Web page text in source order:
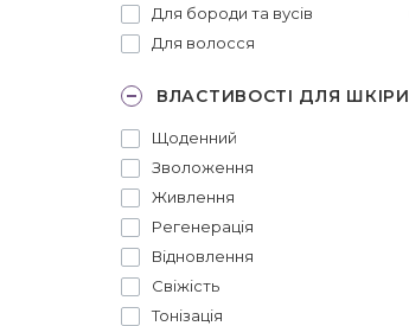
Для бороди та вусів
Для волосся
ВЛАСТИВОСТІ ДЛЯ ШКІРИ
Щоденний
Зволоження
Живлення
Регенерація
Відновлення
Свіжість
Тонізація